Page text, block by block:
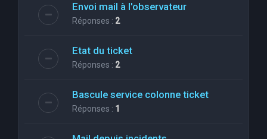
Envoi mail à l'observateur
Réponses : 2
Etat du ticket
Réponses : 2
Bascule service colonne ticket
Réponses : 1